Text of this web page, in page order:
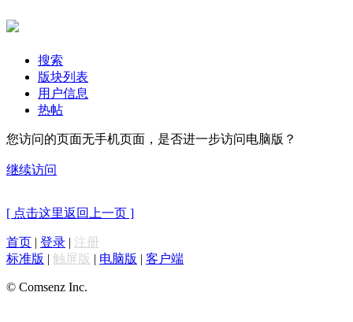
搜索
版块列表
用户信息
热帖
您访问的页面无手机页面，是否进一步访问电脑版？
继续访问
[ 点击这里返回上一页 ]
首页 | 登录 | 注册
标准版 | 触屏版 | 电脑版 | 客户端
© Comsenz Inc.